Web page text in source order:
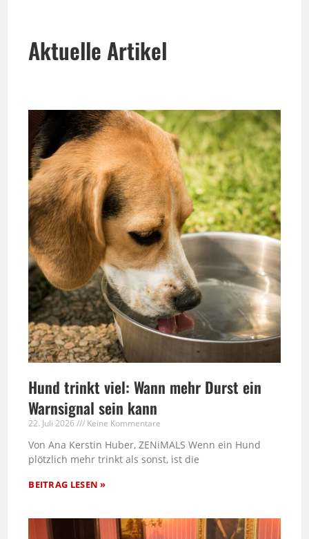
Aktuelle Artikel
Hund trinkt viel: Wann mehr Durst ein
Warnsignal sein kann
22. Juli 2026 Keine Kommentare
Von Ana Kerstin Huber, ZENiMALS Wenn ein Hund
plötzlich mehr trinkt als sonst, ist die
BEITRAG LESEN »